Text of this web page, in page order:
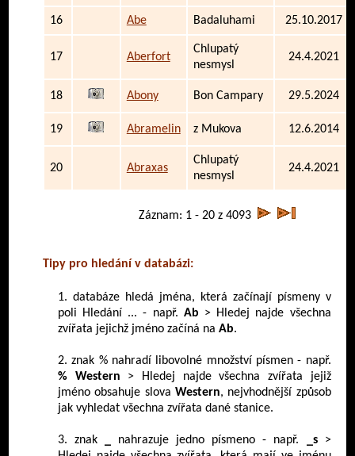
16 Abe Badaluhami 25.10.2017
17 Aberfort
Chlupatý
nesmysl
24.4.2021
18 Abony Bon Campary 29.5.2024
19 Abramelin z Mukova 12.6.2014
20 Abraxas
Chlupatý
nesmysl
24.4.2021
Záznam: 1 - 20 z 4093
Tipy pro hledání v databázi:
1. databáze hledá jména, která začínají písmeny v
poli Hledání ... - např. Ab > Hledej najde všechna
zvířata jejichž jméno začíná na Ab.
2. znak % nahradí libovolné množství písmen - např.
% Western > Hledej najde všechna zvířata jejiž
jméno obsahuje slova Western, nejvhodnější způsob
jak vyhledat všechna zvířata dané stanice.
3. znak nahrazuje jedno písmeno - např. _s>